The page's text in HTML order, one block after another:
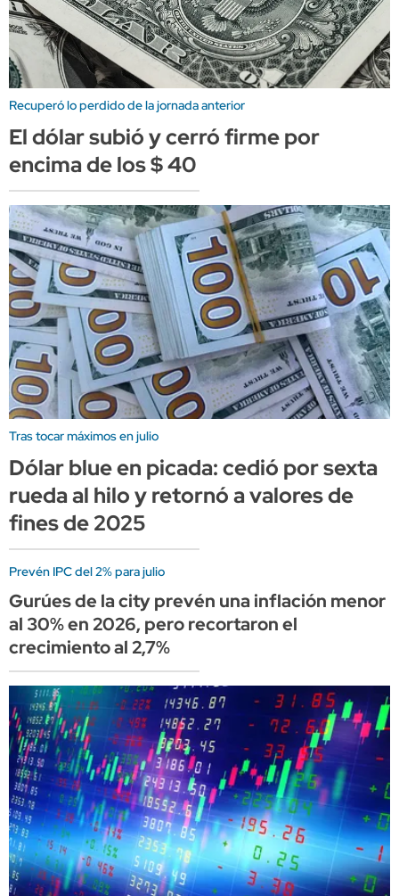
Recuperó lo perdido de la jornada anterior
El dólar subió y cerró firme por
encima de los $ 40
Tras tocar máximos en julio
Dólar blue en picada: cedió por sexta
rueda al hilo y retornó a valores de
fines de 2025
Prevén IPC del 2% para julio
Gurúes de la city prevén una inflación menor
al 30% en 2026, pero recortaron el
crecimiento al 2,7%